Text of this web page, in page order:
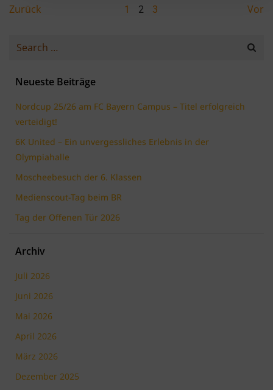
Posts
navigation
Zurück
navigation
Page
1 Page
2 Page
3 Vor
Search
Neueste Beiträge
Nordcup 25/26 am FC Bayern Campus – Titel erfolgreich
verteidigt!
6K United – Ein unvergessliches Erlebnis in der
Olympiahalle
Moscheebesuch der 6. Klassen
Medienscout-Tag beim BR
Tag der Offenen Tür 2026
Archiv
Juli 2026
Juni 2026
Mai 2026
April 2026
März 2026
Dezember 2025